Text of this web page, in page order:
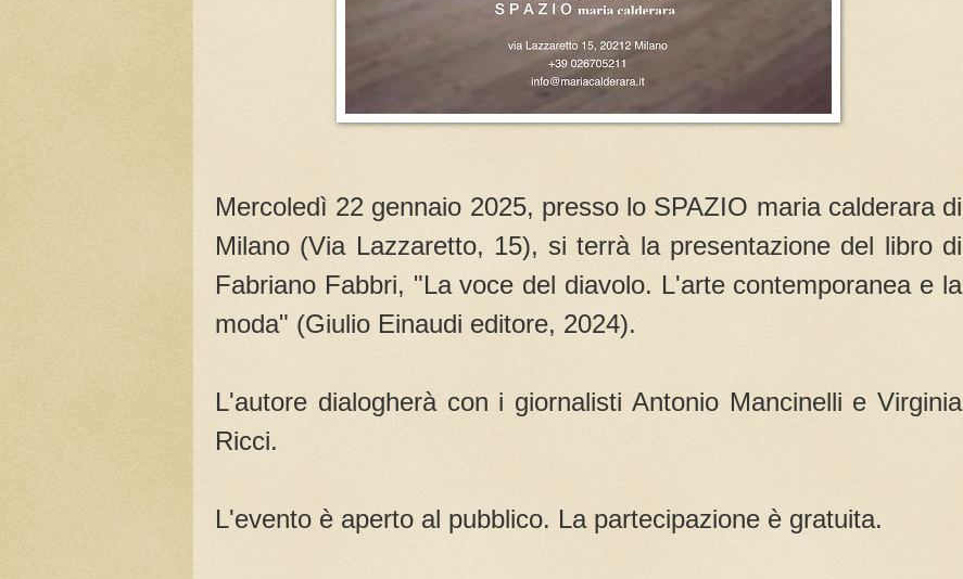
Mercoledì 22 gennaio 2025, presso lo SPAZIO maria calderara di
Milano (Via Lazzaretto, 15), si terrà la presentazione del libro di
Fabriano Fabbri, "La voce del diavolo. L'arte contemporanea e la
moda" (Giulio Einaudi editore, 2024).
L'autore dialogherà con i giornalisti Antonio Mancinelli e Virginia
Ricci.
L'evento è aperto al pubblico. La partecipazione è gratuita.